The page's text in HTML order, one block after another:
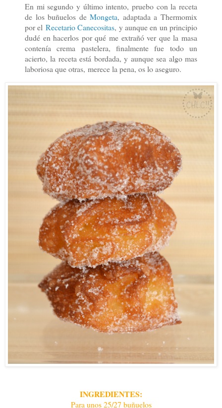
En mi segundo y último intento, pruebo con la receta
de los buñuelos deMongeta, adaptada a Thermomix
por el Recetario Canecositas, y aunque en un principio
dudé en hacerlos por qué me extrañó ver que la masa
contenía crema pastelera, finalmente fue todo un
acierto, la receta está bordada, y aunque sea algo mas
laboriosa que otras, merece la pena, os lo aseguro.
INGREDIENTES:
Para unos 25/27 buñuelos